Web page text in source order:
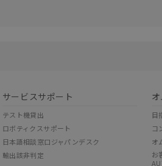
サービスサポート
テスト機貸出
ロボティクスサポート
日本語相談窓口ジャパンデスク
輸出該非判定
目
コ
オ
お